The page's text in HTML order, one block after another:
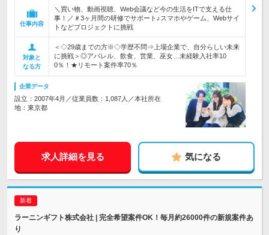
仕事内容
＼買い物、動画視聴、Web会議など今の生活をITで支える仕
事！／＃3ヶ月間の研修でサポート♪スマホやゲーム、Webサイ
トなどプロジェクトに挑戦
対象と
なる方
＜◇29歳までの方※◇学歴不問⇒上場企業で、自分らしい未来
に挑戦＞◎アパレル、飲食、営業、巫女…未経験入社率10
0％！★リモート案件率70％
企業データ
設立：2007年4月／従業員数：1,087人／本社所在
地：東京都
求人詳細を見る 気になる
ラーニンギフト株式会社 | 完全希望案件OK！毎月約26000件の新規案件あ
り